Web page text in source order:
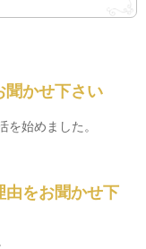
聞かせ下さい
始めました。
由をお聞かせ下